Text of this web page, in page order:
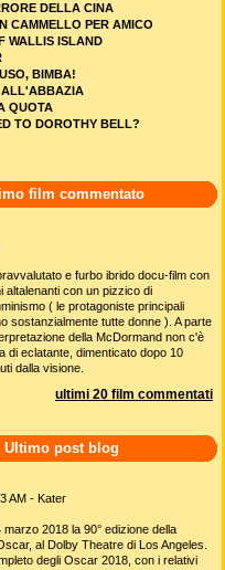
DELLA CINA
CAMMELLO PER AMICO
WALLIS ISLAND
BIMBA!
ALL'ABBAZIA
QUOTA
TO DOROTHY BELL?
film commentato
e furbo ibrido docu-film con
altalenanti con un pizzico di
( le protagoniste principali
sostanzialmente tutte donne ). A parte
della McDormand non c'è
di eclatante, dimenticato dopo 10
dalla visione.
ultimi 20 film commentati
Ultimo post blog
AM - Kater
marzo 2018 la 90° edizione della
al Dolby Theatre di Los Angeles.
degli Oscar 2018, con i relativi